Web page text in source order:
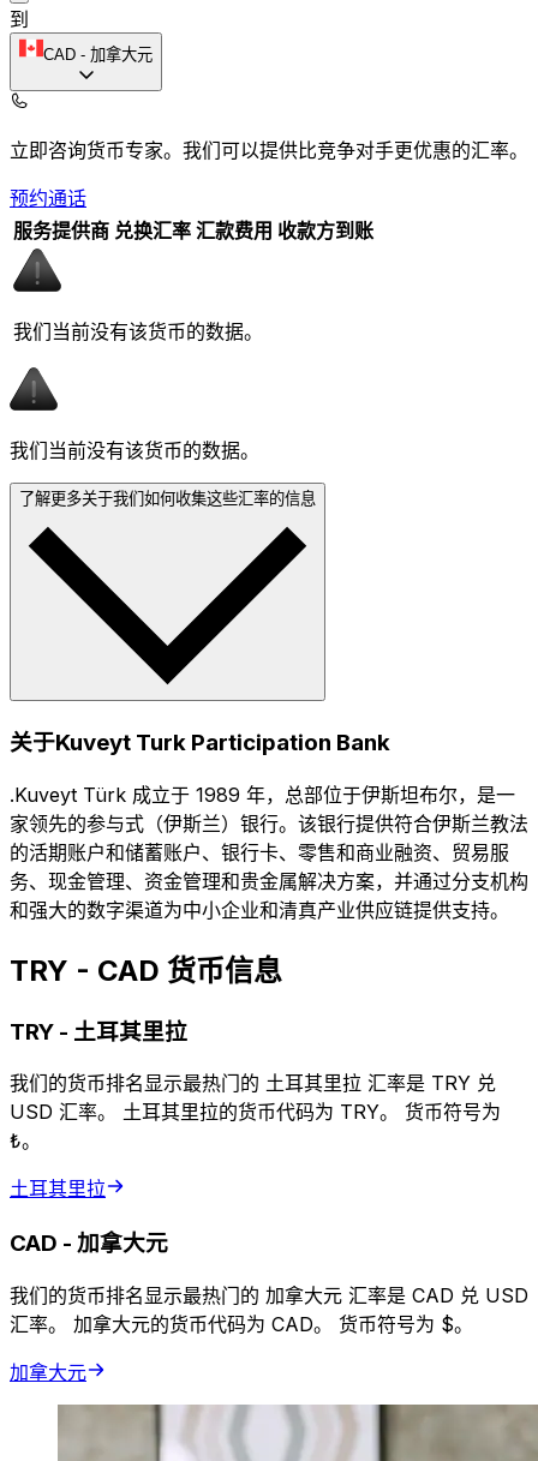
到
CAD - 加拿大元
立即咨询货币专家。 我们可以提供比竞争对手更优惠的汇率。
预约通话
服务提供商 兑换汇率 汇款费用 收款方到账
我们当前没有该货币的数据。
我们当前没有该货币的数据。
了解更多关于我们如何收集这些汇率的信息
关于Kuveyt Turk Participation Bank
.Kuveyt Türk 成立于 1989 年，总部位于伊斯坦布尔，是一
家领先的参与式（伊斯兰）银行。该银行提供符合伊斯兰教法
的活期账户和储蓄账户、银行卡、零售和商业融资、贸易服
务、现金管理、资金管理和贵金属解决方案，并通过分支机构
和强大的数字渠道为中小企业和清真产业供应链提供支持。
TRY - CAD 货币信息
TRY - 土耳其里拉
我们的货币排名显示最热门的 土耳其里拉 汇率是 TRY 兑
USD 汇率。 土耳其里拉的货币代码为 TRY。 货币符号为
₺。
土耳其里拉
CAD - 加拿大元
我们的货币排名显示最热门的 加拿大元 汇率是 CAD 兑 USD
汇率。 加拿大元的货币代码为 CAD。 货币符号为 $。
加拿大元